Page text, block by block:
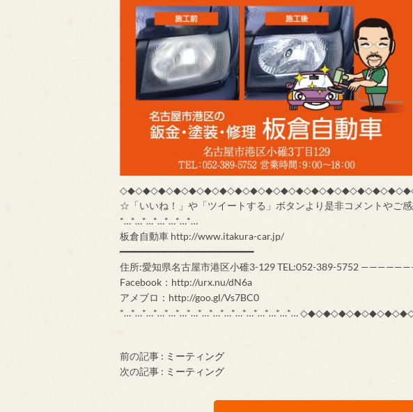
☆「いいね！」や「ツイートする」ボタンより是非コメントや
*…*…*…*…*…*…*…
板倉自動車 http://www.itakura-car.jp/
━━━━━━━━━━━━━━━━━━━━━━━━
住所:愛知県名古屋市港区小碓3-129 TEL:052-389-5752
Facebook：http://urx.nu/dN6a
アメブロ：http://goo.gl/Vs7BC0
*…*…*…*…*…*…*…*…*…*…*…*…*…*…*…*…
前の記事 : ミーティング
次の記事 : ミーティング